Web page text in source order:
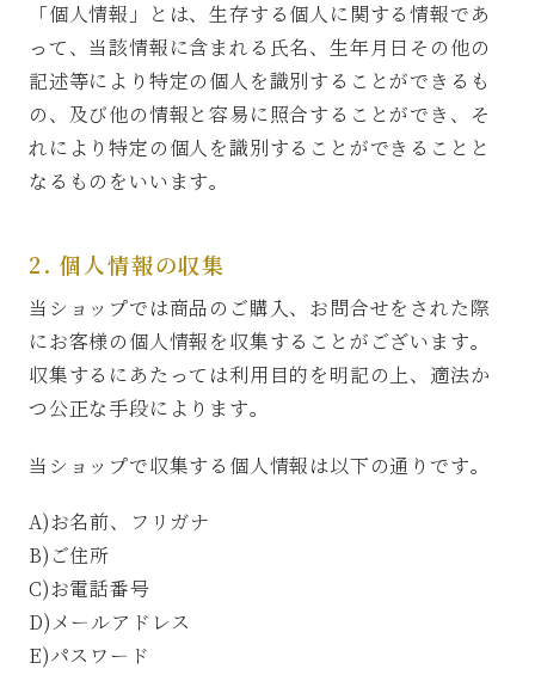
「個人情報」とは、生存する個人に関する情報であ
って、当該情報に含まれる氏名、生年月日その他の
記述等により特定の個人を識別することができるも
の、及び他の情報と容易に照合することができ、そ
れにより特定の個人を識別することができることと
なるものをいいます。
2. 個人情報の収集
当ショップでは商品のご購入、お問合せをされた際
にお客様の個人情報を収集することがございます。
収集するにあたっては利用目的を明記の上、適法か
つ公正な手段によります。
当ショップで収集する個人情報は以下の通りです。
A)お名前、フリガナ
B)ご住所
C)お電話番号
D)メールアドレス
E)パスワード